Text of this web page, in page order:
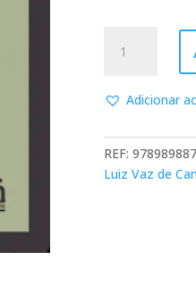
Completas
Lírica
-
Volume
Adicionar
REF:
Luiz Vaz de